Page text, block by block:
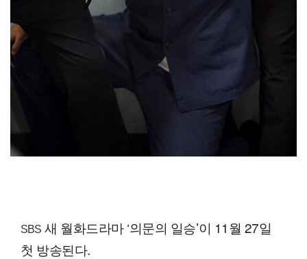
SBS 새 월화드라마 ‘의문의 일승’이 11월 27일
첫 방송된다.